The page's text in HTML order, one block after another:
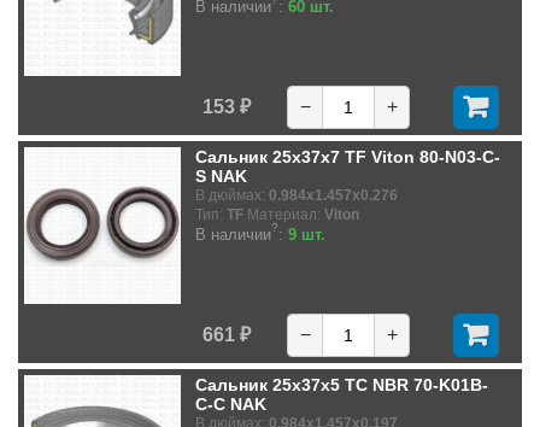
В наличии : 60 шт.
153 ₽ − +
Сальник 25x37x7 TF Viton 80-N03-C-
S NAK
В дюймах: 0.984x1.457x0.276
Тип: TF Материал: Viton
В наличии?: 9 шт.
661 ₽ − +
Сальник 25x37x5 TC NBR 70-K01B-
C-C NAK
В дюймах: 0.984x1.457x0.197